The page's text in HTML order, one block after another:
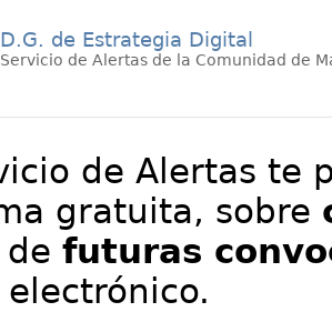
D.G. de Estrategia Digital
Servicio de Alertas de la Comunidad de
de Alertas te
gratuita, sobre
futuras